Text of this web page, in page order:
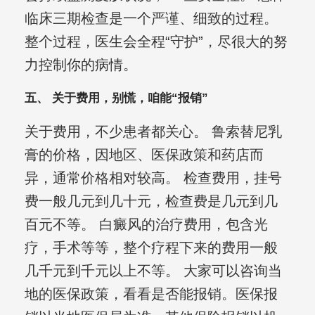
临床三期检查是一个严谨、细致的过程。
整个过程，医生会全程“守护”，尽很大的努
力控制你的病情。
五、 关于费用，别慌，咱能“报销”
关于费用，不少患者都关心。 鲁索替尼乳
膏的价格，因地区、医保政策和药店而
异，通常价格相对较高。 检查费用，挂号
费一般几元到几十元，检查费是几元到几
百元不等。 白癜风的治疗费用，包含光
疗，手术等等，整个疗程下来的费用一般
几千元到千元以上不等。 大家可以咨询当
地的医保政策，看看是否能报销。医保报